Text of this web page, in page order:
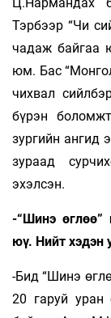
Тэрбээр “Чи
чадаж байгаа
юм. Бас
чихвал
бүрэн
зургийн ангид
зураад
эхэлсэн.
-“Шинэ өглөө”
юү. Нийт хэдэн
-Бид “Шинэ
20 гаруй уран